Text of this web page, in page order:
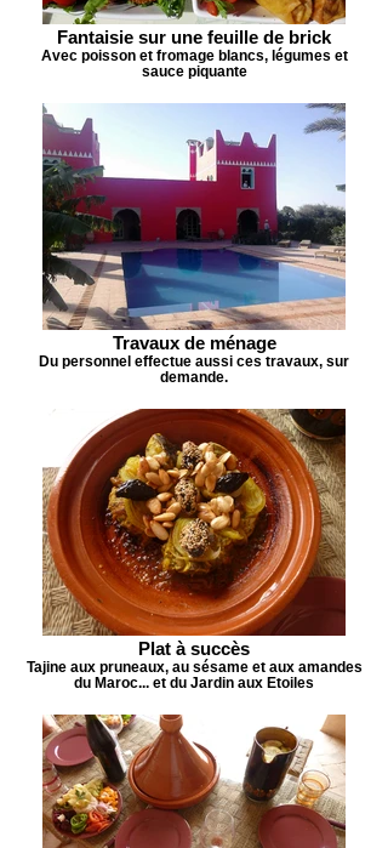
Fantaisie sur une feuille de brick
Avec poisson et fromage blancs, légumes et
sauce piquante
Travaux de ménage
Du personnel effectue aussi ces travaux, sur
demande.
Plat à succès
Tajine aux pruneaux, au sésame et aux amandes
du Maroc... et du Jardin aux Etoiles